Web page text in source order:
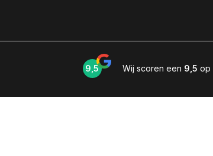
9,5 Wij scoren een 9,5 op